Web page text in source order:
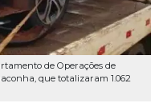
de Operações de
que totalizaram 1.062